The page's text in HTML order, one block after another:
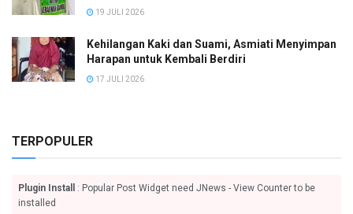
19 JULI 2026
Kehilangan Kaki dan Suami, Asmiati Menyimpan
Harapan untuk Kembali Berdiri
17 JULI 2026
TERPOPULER
Plugin Install
: Popular Post Widget need JNews - View Counter to be
installed